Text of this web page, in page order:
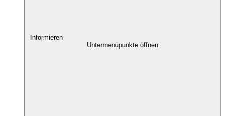
Informieren
Untermenüpunkte öffnen